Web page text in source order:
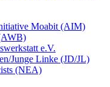
Moabit (AIM)
e.V.
Junge Linke (JD/JL)
(NEA)